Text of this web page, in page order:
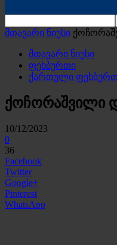
მთავარი ნიუსი
მთავარი ნიუსი
ფეხბურთი
ქართული
ქოჩორაშვილი
10/12/2023
0
36
Facebook
Twitter
Google+
Pinterest
WhatsApp